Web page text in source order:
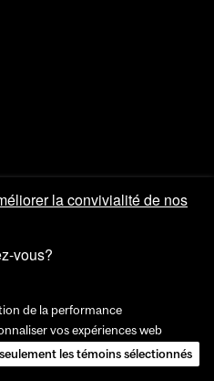
la convivialité de nos
vous?
de la performance
vos expériences web
les témoins sélectionnés